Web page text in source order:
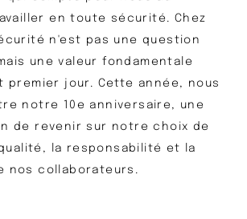
en toute sécurité. Chez
n'est pas une question
une valeur fondamentale
premier jour. Cette année, nous
notre 10e anniversaire, une
de revenir sur notre choix de
la responsabilité et la
nos collaborateurs.